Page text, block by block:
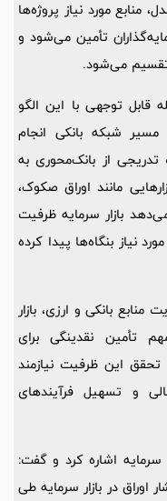
منابع مورد نیاز پروژه‌ها
تأمین می‌شود و
تقسیم می‌شود.
قابل توجهی با این الگو
شبکه بانکی انجام
از بانک‌محوری به
مانند اوراق صکوک،
بازار سرمایه ظرفیت
نیاز بنگاه‌ها پیدا کرده
بانکی و ارزی، بازار
تأمین نقدینگی برای
تحقق این ظرفیت نیازمند
و تسهیل فرآیندهای
سرمایه اشاره کرد و گفت:
اوراق در بازار سرمایه طی